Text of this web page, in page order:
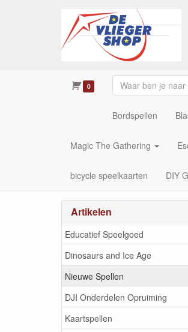
0
Bordspellen
Magic The Gathering
bicycle speelkaarten DIY
Artikelen
Educatief Speelgoed
Dinosaurs and Ice Age
Nieuwe Spellen
DJI Onderdelen Opruiming
Kaartspellen